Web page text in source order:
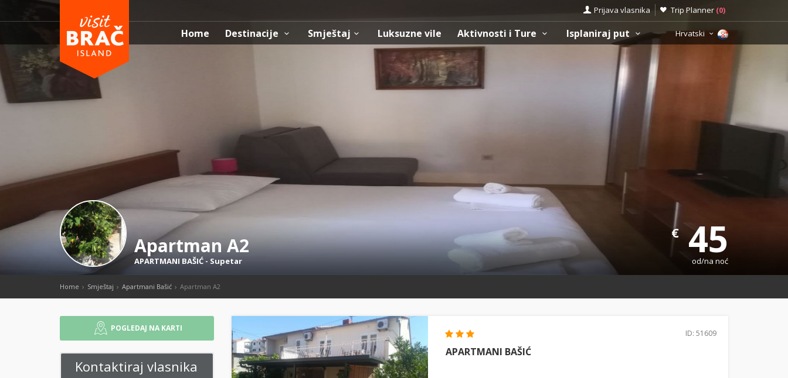
Prijava vlasnika Trip Planner (0)
Home Destinacije Smještaj Luksuzne vile Aktivnosti i Ture Isplaniraj put Hrvatski
Apartman A2
APARTMANI BAŠIĆ - Supetar
€45
od/na noć
Home Smještaj Apartmani Bašić Apartman A2
POGLEDAJ NA KARTI
Kontaktiraj vlasnika
ID: 51609
APARTMANI BAŠIĆ